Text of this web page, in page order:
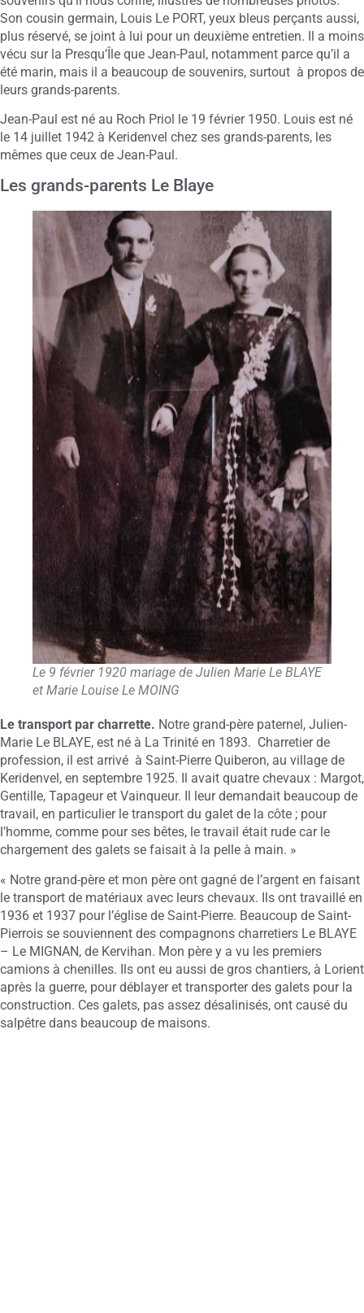
Son cousin germain, Louis Le PORT, yeux bleus perçants aussi,
plus réservé, se joint à lui pour un deuxième entretien. Il a moins
vécu sur la Presqu’Île que Jean-Paul, notamment parce qu’il a
été marin, mais il a beaucoup de souvenirs, surtout à propos de
leurs grands-parents.
Jean-Paul est né au Roch Priol le 19 février 1950. Louis est né
le 14 juillet 1942 à Keridenvel chez ses grands-parents, les
mêmes que ceux de Jean-Paul.
Les grands-parents Le Blaye
Le 9 février 1920 mariage de Julien Marie Le BLAYE
et Marie Louise Le MOING
Le transport par charrette. Notre grand-père paternel, Julien-
Marie Le BLAYE, est né à La Trinité en 1893. Charretier de
profession, il est arrivé à Saint-Pierre Quiberon, au village de
Keridenvel, en septembre 1925. Il avait quatre chevaux : Margot,
Gentille, Tapageur et Vainqueur. Il leur demandait beaucoup de
travail, en particulier le transport du galet de la côte ; pour
l’homme, comme pour ses bêtes, le travail était rude car le
chargement des galets se faisait à la pelle à main. »
« Notre grand-père et mon père ont gagné de l’argent en faisant
le transport de matériaux avec leurs chevaux. Ils ont travaillé en
1936 et 1937 pour l’église de Saint-Pierre. Beaucoup de Saint-
Pierrois se souviennent des compagnons charretiers Le BLAYE
– Le MIGNAN, de Kervihan. Mon père y a vu les premiers
camions à chenilles. Ils ont eu aussi de gros chantiers, à Lorient
après la guerre, pour déblayer et transporter des galets pour la
construction. Ces galets, pas assez désalinisés, ont causé du
salpêtre dans beaucoup de maisons.